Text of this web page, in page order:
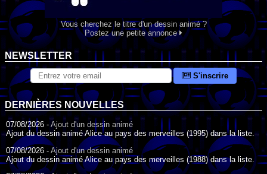
Vous cherchez le titre d'un dessin animé ?
Postez une petite annonce
NEWSLETTER
S'inscrire
DERNIÈRES NOUVELLES
07/08/2026 - Ajout d'un dessin animé
Ajout du dessin animé Alice au pays des merveilles (1995) dans la liste.
07/08/2026 - Ajout d'un dessin animé
Ajout du dessin animé Alice au pays des merveilles (1988) dans la liste.